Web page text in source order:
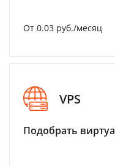
От 0.03 руб./месяц
VPS
Подобрать